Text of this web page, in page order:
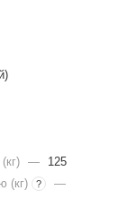
—
125
(кг)
?
—